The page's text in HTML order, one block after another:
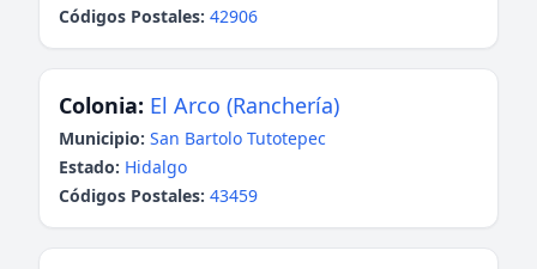
Códigos Postales: 42906
Colonia: El Arco (Ranchería)
Municipio: San Bartolo Tutotepec
Estado: Hidalgo
Códigos Postales: 43459